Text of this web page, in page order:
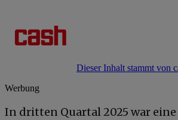
Dieser Inhalt stammt von
Werbung
In dritten Quartal 2025 war